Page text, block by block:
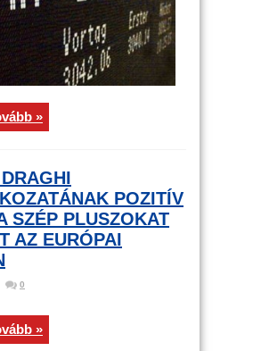
»
POZITÍV
SZÉP PLUSZOKAT
AZ EURÓPAI
0
»